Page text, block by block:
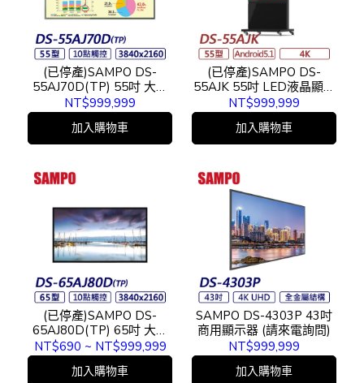
(已停產)SAMPO DS-
55AJ70D(TP) 55吋 大型
觸控顯示器
NT$999,999
加入購物車
(已停產)SAMPO DS-
55AJK 55吋 LED液晶顯示
器
NT$999,999
加入購物車
(已停產)SAMPO DS-
65AJ80D(TP) 65吋 大型
觸控顯示器
NT$690 ~ NT$999,999
加入購物車
SAMPO DS-4303P 43吋
商用顯示器 (請來電詢問)
NT$999,999
加入購物車